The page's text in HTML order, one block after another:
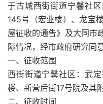
于古城西街街道宁馨社
145号（宏业楼）、龙宝
屋征收的通告》及大同市
际情况，经市政府研究同
一、征收范围
西街街道宁馨社区：武
楼、新营后街17号院及其
二、征收时间